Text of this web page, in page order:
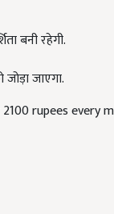
बनी रहेगी.
जाएगा.
rupees every